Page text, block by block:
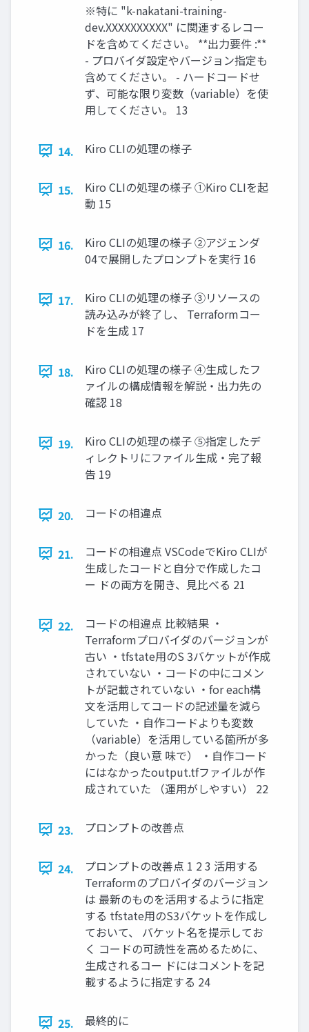
※特に "k-nakatani-training-
dev.XXXXXXXXXX" に関連するレコー
ドを含めてください。 **出力要件 :**
- プロバイダ設定やバージョン指定も
含めてください。 - ハードコードせ
ず、可能な限り変数（variable）を使
用してください。 13
14. Kiro CLIの処理の様子
15.
Kiro CLIの処理の様子 ①Kiro CLIを起
動 15
16.
Kiro CLIの処理の様子 ②アジェンダ
04で展開したプロンプトを実行 16
17.
Kiro CLIの処理の様子 ③リソースの
読み込みが終了し、 Terraformコー
ドを生成 17
18.
Kiro CLIの処理の様子 ④生成したフ
ァイルの構成情報を解説・出力先の
確認 18
19.
Kiro CLIの処理の様子 ⑤指定したデ
ィレクトリにファイル生成・完了報
告 19
20. コードの相違点
21.
コードの相違点 VSCodeでKiro CLIが
生成したコードと自分で作成したコ
ー ドの両方を開き、見比べる 21
22.
コードの相違点 比較結果 ・
Terraformプロバイダのバージョンが
古い ・tfstate用のS 3バケットが作成
されていない ・コードの中にコメン
トが記載されていない ・for each構
文を活用してコードの記述量を減ら
していた ・自作コードよりも変数
（variable）を活用している箇所が多
かった（良い意 味で） ・自作コード
にはなかったoutput.tfファイルが作
成されていた （運用がしやすい） 22
23. プロンプトの改善点
24.
プロンプトの改善点 1 2 3 活用する
Terraformのプロバイダのバージョン
は 最新のものを活用するように指定
する tfstate用のS3バケットを作成し
ておいて、 バケット名を提示してお
く コードの可読性を高めるために、
生成されるコー ドにはコメントを記
載するように指定する 24
25. 最終的に